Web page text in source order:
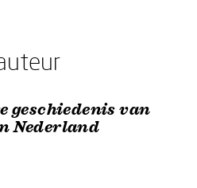
geschiedenis van
Nederland